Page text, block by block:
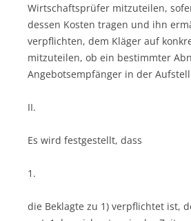
Wirtschaftsprüfer mitzuteilen,
dessen Kosten tragen und ihn
verpflichten, dem Kläger auf
mitzuteilen, ob ein bestimmter
Angebotsempfänger in der
II.
Es wird festgestellt, dass
1.
die Beklagte zu 1) verpflichtet ist,